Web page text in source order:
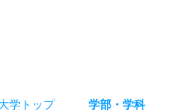
学トップ 学部 ・ 学科